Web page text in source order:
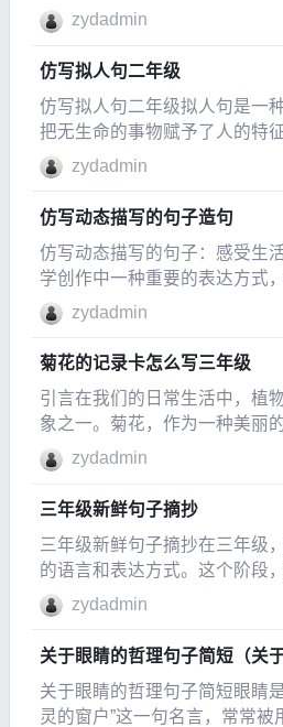
电子屏幕，另外他们能看到两边
zydadmin
仿写拟人句二年级
仿写拟人句二年级拟人句是一
把无生命的事物赋予了人的特
句，我们能够更生动地表达我
年级的学习中，学习仿写拟人句
zydadmin
仿写动态描写的句子造句
仿写动态描写的句子：感受生
学创作中一种重要的表达方式
出事物的运动状态和变化过程
读者更直观地
zydadmin
菊花的记录卡怎么写三年级
引言在我们的日常生活中，植
象之一。菊花，作为一种美丽
们的课本中。今天，我们将一
张记录卡，这不仅能帮助我们了
zydadmin
三年级新鲜句子摘抄
三年级新鲜句子摘抄在三年级
的语言和表达方式。这个阶段
造力被极大激发，他们用简单
自己的感受和观察。下面是一
现了他们独特的视角。描绘自
zydadmin
关于眼睛的哲理句子简短（关
关于眼睛的哲理句子简短眼睛
灵的窗户”这一句名言，常常被